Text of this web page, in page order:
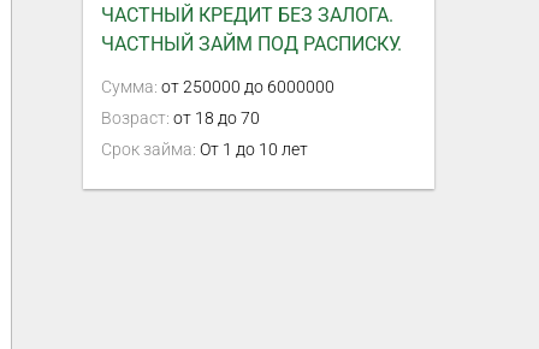
ЧАСТНЫЙ КРЕДИТ БЕЗ ЗАЛОГА.
ЧАСТНЫЙ ЗАЙМ ПОД РАСПИСКУ.
Сумма: от 250000 до 6000000
Возраст: от 18 до 70
Срок займа: От 1 до 10 лет